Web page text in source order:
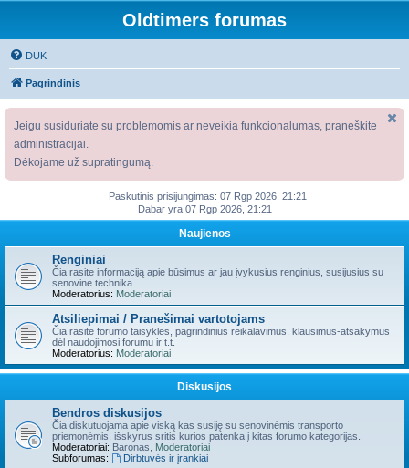
Oldtimers forumas
DUK
Pagrindinis
Jeigu susiduriate su problemomis ar neveikia funkcionalumas, praneškite
administracijai.
Dėkojame už supratingumą.
Paskutinis prisijungimas: 07 Rgp 2026, 21:21
Dabar yra 07 Rgp 2026, 21:21
Naujienos
Renginiai
Čia rasite informaciją apie būsimus ar jau įvykusius renginius, susijusius su
senovine technika
Moderatorius: Moderatoriai
Atsiliepimai / Pranešimai vartotojams
Čia rasite forumo taisykles, pagrindinius reikalavimus, klausimus-atsakymus
dėl naudojimosi forumu ir t.t.
Moderatorius: Moderatoriai
Diskusijos
Bendros diskusijos
Čia diskutuojama apie viską kas susiję su senovinėmis transporto
priemonėmis, išskyrus sritis kurios patenka į kitas forumo kategorijas.
Moderatoriai: Baronas
Moderatoriai
Subforumas:
Dirbtuvės ir įrankiai